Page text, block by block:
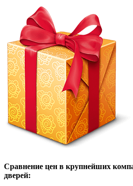
Сравнение цен в крупнейших
дверей: